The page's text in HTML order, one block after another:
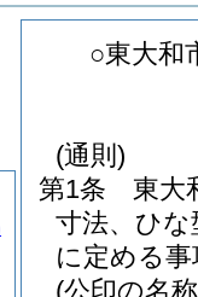
○東大和
(通則)
第1条
東大
寸法、ひ
に定める
(公印の名